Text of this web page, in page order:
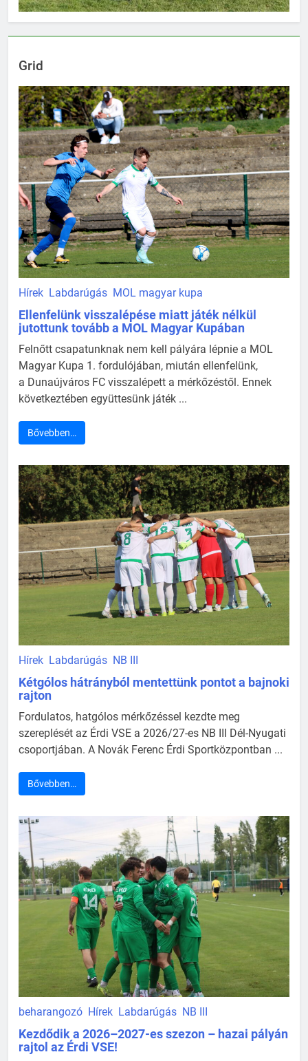
Grid
Hírek Labdarúgás MOL magyar kupa
Ellenfelünk visszalépése miatt játék nélkül
jutottunk tovább a MOL Magyar Kupában
Felnőtt csapatunknak nem kell pályára lépnie a MOL
Magyar Kupa 1. fordulójában, miután ellenfelünk,
a Dunaújváros FC visszalépett a mérkőzéstől. Ennek
következtében együttesünk játék ...
Bővebben…
Hírek Labdarúgás NB III
Kétgólos hátrányból mentettünk pontot a bajnoki
rajton
Fordulatos, hatgólos mérkőzéssel kezdte meg
szereplését az Érdi VSE a 2026/27-es NB III Dél-Nyugati
csoportjában. A Novák Ferenc Érdi Sportközpontban ...
Bővebben…
beharangozó Hírek Labdarúgás NB III
Kezdődik a 2026–2027-es szezon – hazai pályán
rajtol az Érdi VSE!